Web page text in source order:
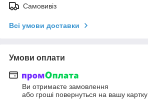
Самовивіз
Всі умови доставки
Умови оплати
Ви отримаєте замовлення
або гроші повернуться на вашу картку